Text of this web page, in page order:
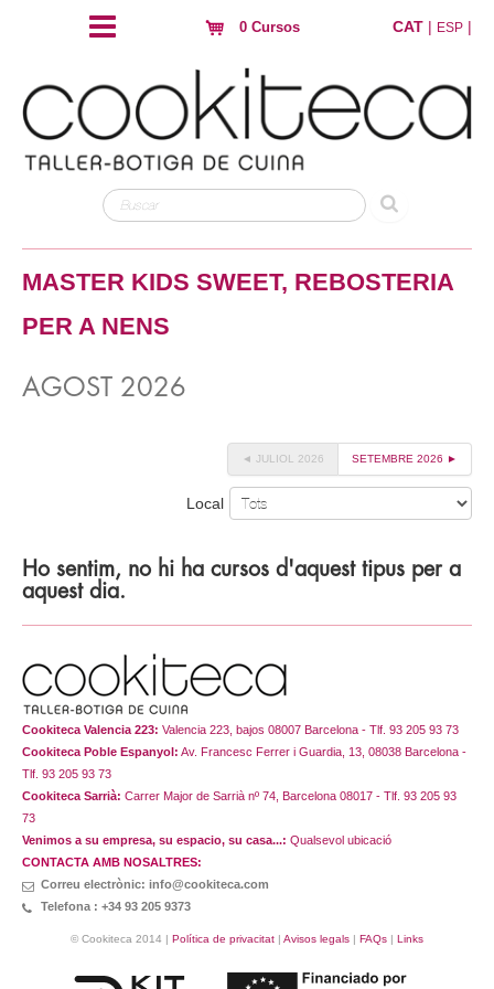
0 Cursos CAT | ESP |
MASTER KIDS SWEET, REBOSTERIA
PER A NENS
AGOST 2026
◄ JULIOL 2026 SETEMBRE 2026 ►
Local
Ho sentim, no hi ha cursos d'aquest tipus per a
aquest dia.
Cookiteca Valencia 223: Valencia 223, bajos 08007 Barcelona - Tlf. 93 205 93 73
Cookiteca Poble Espanyol: Av. Francesc Ferrer i Guardia, 13, 08038 Barcelona -
Tlf. 93 205 93 73
Cookiteca Sarrià: Carrer Major de Sarrià nº 74, Barcelona 08017 - Tlf. 93 205 93
73
Venimos a su empresa, su espacio, su casa...: Qualsevol ubicació
CONTACTA AMB NOSALTRES:
Correu electrònic: info@cookiteca.com
Telefona : +34 93 205 9373
© Cookiteca 2014 | Política de privacitat | Avisos legals | FAQs | Links